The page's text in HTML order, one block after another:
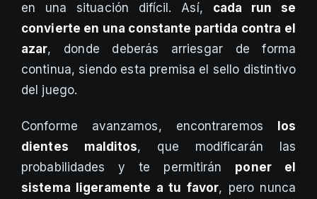
en una situación difícil. Así, cada run se
convierte en una constante partida contra el
azar, donde deberás arriesgar de forma
continua, siendo esta premisa el sello distintivo
del juego.
Conforme avanzamos, encontraremos
los
dientes malditos, que modificarán las
probabilidades y te permitirán poner el
sistema ligeramente a tu favor, pero nunca